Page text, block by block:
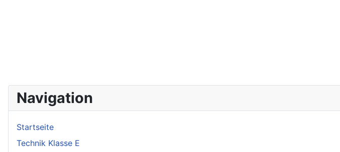
Navigation
Startseite
Technik Klasse E